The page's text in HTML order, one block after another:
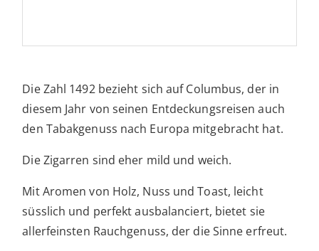
Die Zahl 1492 bezieht sich auf Columbus, der in
diesem Jahr von seinen Entdeckungsreisen auch
den Tabakgenuss nach Europa mitgebracht hat.
Die Zigarren sind eher mild und weich.
Mit Aromen von Holz, Nuss und Toast, leicht
süsslich und perfekt ausbalanciert, bietet sie
allerfeinsten Rauchgenuss, der die Sinne erfreut.